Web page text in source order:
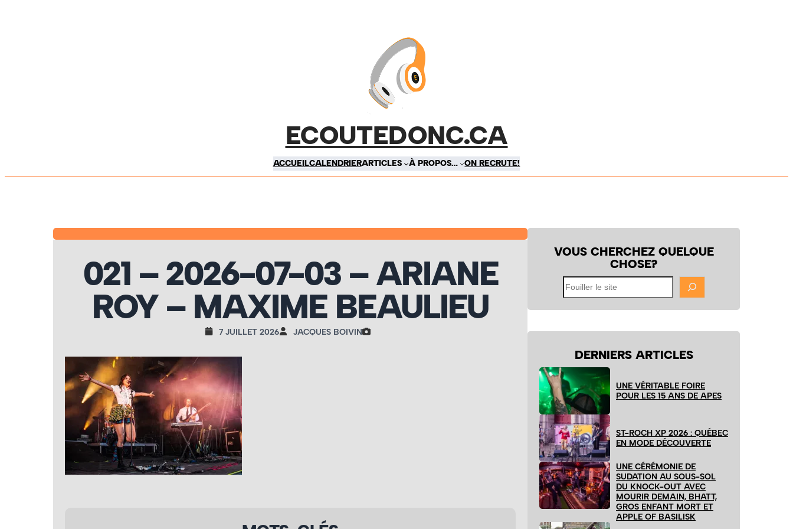
ECOUTEDONC.CA
ACCUEILCALENDRIERARTICLES À PROPOS… ON RECRUTE!
021 – 2026-07-03 – ARIANE
ROY – MAXIME BEAULIEU
7 JUILLET 2026 JACQUES BOIVIN
VOUS CHERCHEZ QUELQUE
CHOSE?
Fouiller
le
site
DERNIERS ARTICLES
UNE VÉRITABLE FOIRE
POUR LES 15 ANS DE APES
ST-ROCH XP 2026 : QUÉBEC
EN MODE DÉCOUVERTE
UNE CÉRÉMONIE DE
SUDATION AU SOUS-SOL
DU KNOCK-OUT AVEC
MOURIR DEMAIN, BHATT,
GROS ENFANT MORT ET
APPLE OF BASILISK